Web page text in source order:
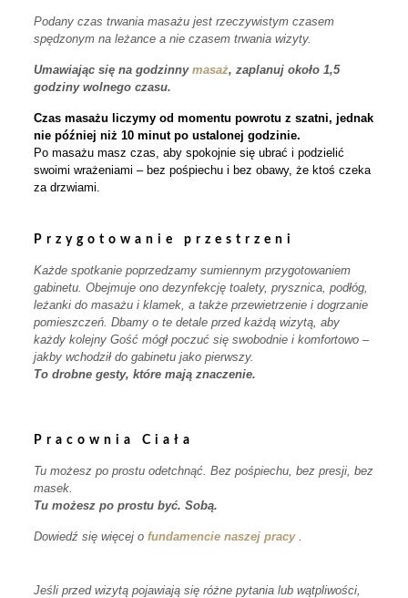
Podany czas trwania masażu jest rzeczywistym czasem
spędzonym na leżance a nie czasem trwania wizyty.
Umawiając się na godzinny masaż, zaplanuj około 1,5
godziny wolnego czasu.
Czas masażu liczymy od momentu powrotu z szatni, jednak
nie później niż 10 minut po ustalonej godzinie.
Po masażu masz czas, aby spokojnie się ubrać i podzielić
swoimi wrażeniami – bez pośpiechu i bez obawy, że ktoś czeka
za drzwiami.
Przygotowanie przestrzeni
Każde spotkanie poprzedzamy sumiennym przygotowaniem
gabinetu. Obejmuje ono dezynfekcję toalety, prysznica, podłóg,
leżanki do masażu i klamek, a także przewietrzenie i dogrzanie
pomieszczeń. Dbamy o te detale przed każdą wizytą, aby
każdy kolejny Gość mógł poczuć się swobodnie i komfortowo –
jakby wchodził do gabinetu jako pierwszy.
To drobne gesty, które mają znaczenie.
Pracownia Ciała
Tu możesz po prostu odetchnąć. Bez pośpiechu, bez presji, bez
masek.
Tu możesz po prostu być. Sobą.
Dowiedź się więcej o fundamencie naszej pracy .
Jeśli przed wizytą pojawiają się różne pytania lub wątpliwości,